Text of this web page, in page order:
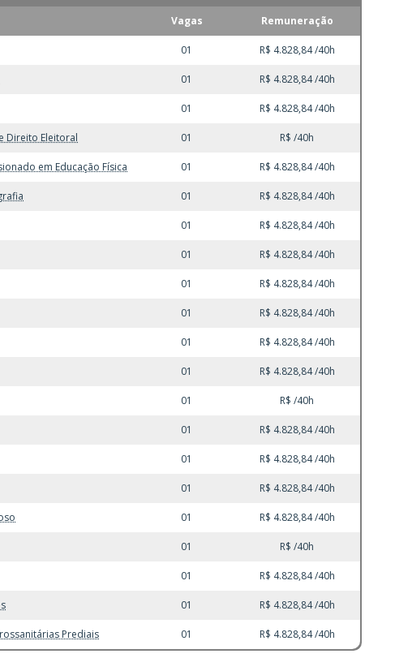
Vagas Remuneração
01 R$ 4.828,84 /40h
01 R$ 4.828,84 /40h
01 R$ 4.828,84 /40h
Direito Eleitoral 01 R$ /40h
em Educação Física 01 R$ 4.828,84 /40h
01 R$ 4.828,84 /40h
01 R$ 4.828,84 /40h
01 R$ 4.828,84 /40h
01 R$ 4.828,84 /40h
01 R$ 4.828,84 /40h
01 R$ 4.828,84 /40h
01 R$ 4.828,84 /40h
01 R$ /40h
01 R$ 4.828,84 /40h
01 R$ 4.828,84 /40h
01 R$ 4.828,84 /40h
01 R$ 4.828,84 /40h
01 R$ /40h
01 R$ 4.828,84 /40h
01 R$ 4.828,84 /40h
Prediais 01 R$ 4.828,84 /40h